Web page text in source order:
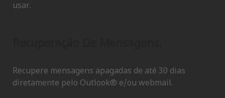
usar.
Recupere mensagens apagadas de até 30 dias
diretamente pelo Outlook® e/ou webmail.